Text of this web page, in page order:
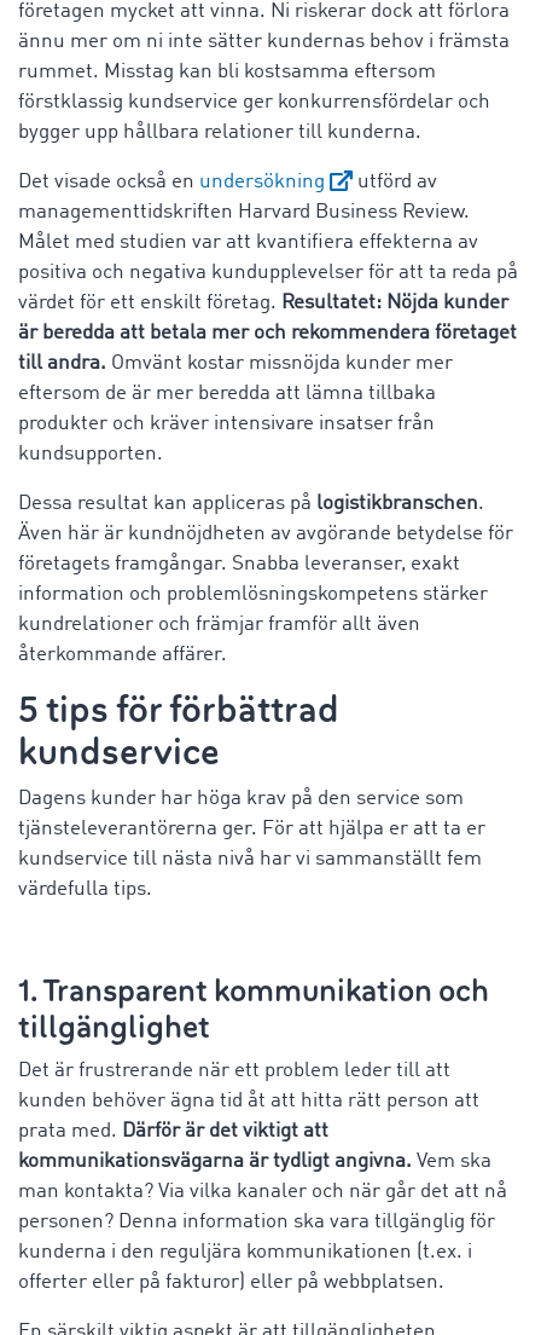
företagen mycket att vinna. Ni riskerar dock att förlora
ännu mer om ni inte sätter kundernas behov i främsta
rummet. Misstag kan bli kostsamma eftersom
förstklassig kundservice ger konkurrensfördelar och
bygger upp hållbara relationer till kunderna.
Det visade också en undersökning
utförd av
managementtidskriften Harvard Business Review.
Målet med studien var att kvantifiera effekterna av
positiva och negativa kundupplevelser för att ta reda på
värdet för ett enskilt företag. Resultatet: Nöjda kunder
är beredda att betala mer och rekommendera företaget
till andra. Omvänt kostar missnöjda kunder mer
eftersom de är mer beredda att lämna tillbaka
produkter och kräver intensivare insatser från
kundsupporten.
Dessa resultat kan appliceras på logistikbranschen.
Även här är kundnöjdheten av avgörande betydelse för
företagets framgångar. Snabba leveranser, exakt
information och problemlösningskompetens stärker
kundrelationer och främjar framför allt även
återkommande affärer.
5 tips för förbättrad
kundservice
Dagens kunder har höga krav på den service som
tjänsteleverantörerna ger. För att hjälpa er att ta er
kundservice till nästa nivå har vi sammanställt fem
värdefulla tips.
1. Transparent kommunikation och
tillgänglighet
Det är frustrerande när ett problem leder till att
kunden behöver ägna tid åt att hitta rätt person att
prata med. Därför är det viktigt att
kommunikationsvägarna är tydligt angivna. Vem ska
man kontakta? Via vilka kanaler och när går det att nå
personen? Denna information ska vara tillgänglig för
kunderna i den reguljära kommunikationen (t.ex. i
offerter eller på fakturor) eller på webbplatsen.